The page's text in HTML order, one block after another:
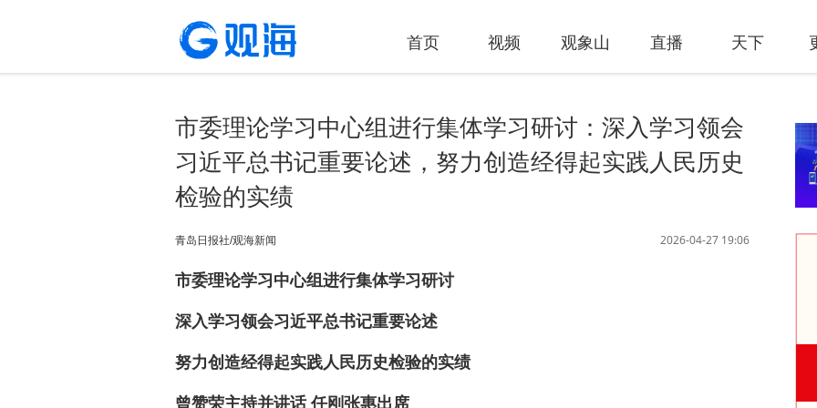
首页 视频 观象山 直播 天下
市委理论学习中心组进行集体学习研讨：深入学习领会
习近平总书记重要论述，努力创造经得起实践人民历史
检验的实绩
2026-04-27 19:06
青岛日报社/观海新闻
市委理论学习中心组进行集体学习研讨
深入学习领会习近平总书记重要论述
努力创造经得起实践人民历史检验的实绩
曾赞荣主持并讲话 任刚张惠出席